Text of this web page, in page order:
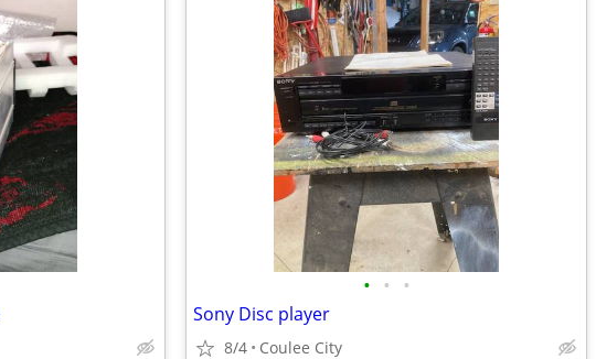
• • •
Sony Disc player
8/4 Coulee City